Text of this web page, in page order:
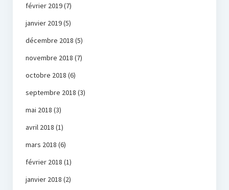
février 2019(7)
janvier 2019(5)
décembre 2018 (5)
novembre 2018 (7)
octobre 2018 (6)
septembre 2018 (3)
mai 2018 (3)
avril 2018 (1)
mars 2018 (6)
février 2018 (1)
janvier 2018 (2)